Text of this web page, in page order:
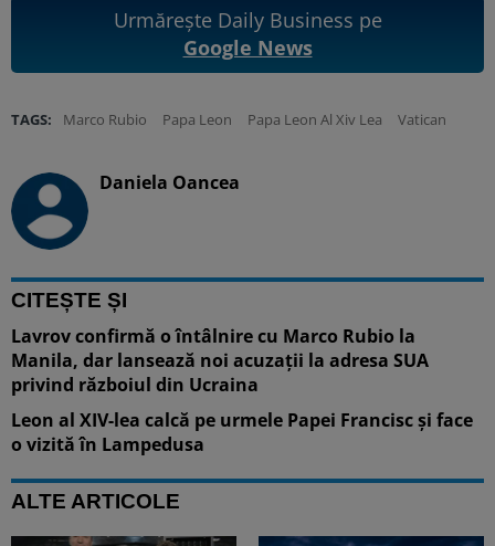
Urmărește Daily Business pe
Google News
TAGS: Marco Rubio Papa Leon Papa Leon Al Xiv Lea Vatican
Daniela Oancea
CITEȘTE ȘI
Lavrov confirmă o întâlnire cu Marco Rubio la
Manila, dar lansează noi acuzații la adresa SUA
privind războiul din Ucraina
Leon al XIV-lea calcă pe urmele Papei Francisc și face
o vizită în Lampedusa
ALTE ARTICOLE